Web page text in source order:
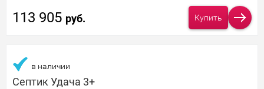
113 905 руб. Купить
в наличии
Септик Удача 3+